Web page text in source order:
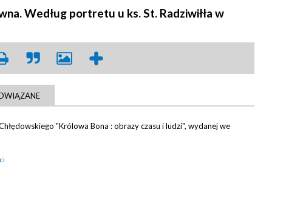
Według portretu u ks. St. Radziwiłła w
"Królowa Bona : obrazy czasu i ludzi", wydanej we